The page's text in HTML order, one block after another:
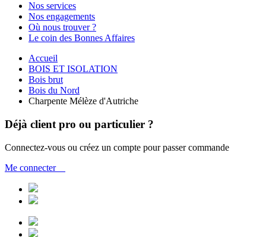
Nos services
Nos engagements
Où nous trouver ?
Le coin des Bonnes Affaires
Accueil
BOIS ET ISOLATION
Bois brut
Bois du Nord
Charpente Mélèze d'Autriche
Déjà client pro ou particulier ?
Connectez-vous ou créez un compte pour passer commande
Me connecter